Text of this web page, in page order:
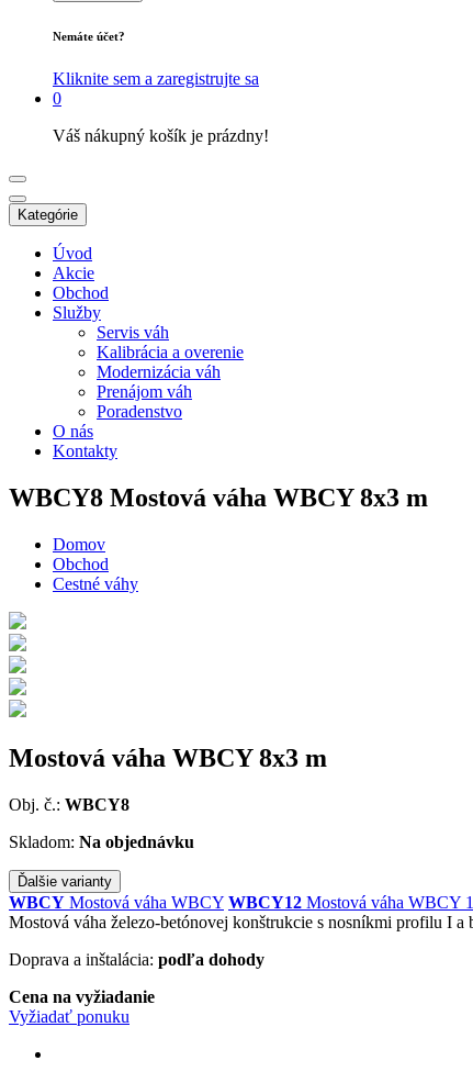
Nemáte účet?
Kliknite sem a zaregistrujte sa
0
Váš nákupný košík je prázdny!
Kategórie
Úvod
Akcie
Obchod
Služby
Servis váh
Kalibrácia a overenie
Modernizácia váh
Prenájom váh
Poradenstvo
O nás
Kontakty
WBCY8 Mostová váha WBCY 8x3 m
Domov
Obchod
Cestné váhy
Mostová váha WBCY 8x3 m
Obj. č.: WBCY8
Skladom: Na objednávku
Ďalšie varianty
WBCY Mostová váha WBCY WBCY12 Mostová váha WBCY
Mostová váha železo-betónovej konštrukcie s nosníkmi profilu I
Doprava a inštalácia: podľa dohody
Cena na vyžiadanie
Vyžiadať ponuku